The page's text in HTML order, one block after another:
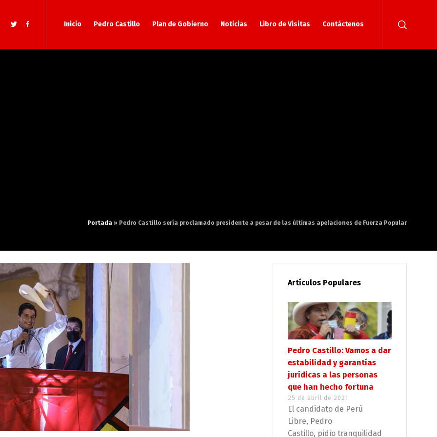
Inicio Pedro Castillo Plan de Gobierno Noticias Libro de Visitas Contáctenos
Portada » Pedro Castillo sería proclamado presidente a pesar de las últimas apelaciones de Fuerza Popular
Artículos Populares
Pedro Castillo: Vamos a dar
estabilidad y garantías
jurídicas a las personas
que han hecho fortuna
25 de abril de 2021
El candidato de Perú
Libre, Pedro
Castillo, pidio tranquilidad